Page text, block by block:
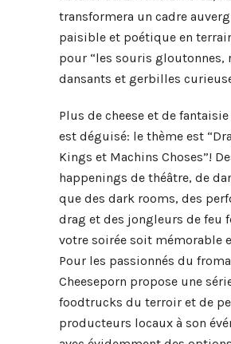
transformera un cadre
paisible et poétique en
pour “les souris gloutonnes,
dansants et gerbilles
Plus de cheese et de
est déguisé: le thème est
Kings et Machins Choses”!
happenings de théâtre, de
que des dark rooms, des
drag et des jongleurs de feu
votre soirée soit mémorable
Pour les passionnés du
Cheeseporn propose une
foodtrucks du terroir et de
producteurs locaux à son